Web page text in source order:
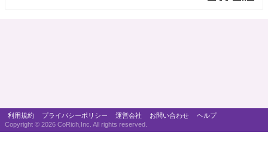
利用規約 プライバシーポリシー 運営会社 お問い合わせ
ヘルプ
Copyright © 2026 CoRich,Inc. All rights reserved.